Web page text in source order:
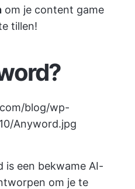
om je content game
tillen!
blog/wp-
Anyword.jpg
is een bekwame AI-
om je te